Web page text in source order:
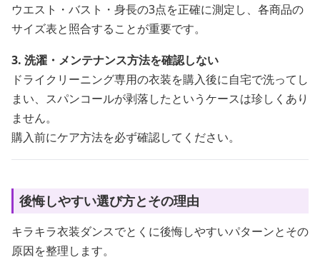
ウエスト・バスト・身長の3点を正確に測定し、各商品の
サイズ表と照合することが重要です。
3. 洗濯・メンテナンス方法を確認しない
ドライクリーニング専用の衣装を購入後に自宅で洗ってし
まい、スパンコールが剥落したというケースは珍しくあり
ません。
購入前にケア方法を必ず確認してください。
後悔しやすい選び方とその理由
キラキラ衣装ダンスでとくに後悔しやすいパターンとその
原因を整理します。